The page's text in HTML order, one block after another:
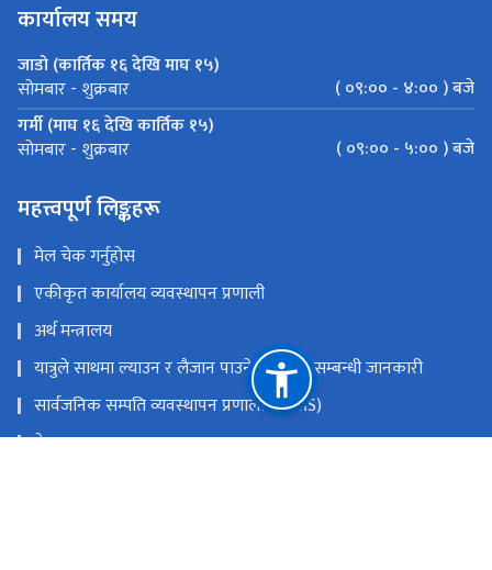
कार्यालय समय
जाडो (कार्तिक १६ देखि माघ १५)
सोमबार - शुक्रबार
( ०९:०० - ४:०० ) बजे
गर्मी (माघ १६ देखि कार्तिक १५)
सोमबार - शुक्रबार ( ०९:०० - ५:०० ) बजे
महत्त्वपूर्ण लिङ्कहरू
मेल चेक गर्नुहोस
एकीकृत कार्यालय व्यवस्थापन प्रणाली
अर्थ मन्त्रालय
यात्रुले साथमा ल्याउन र लैजान पाउने मालवस्तु सम्बन्धी जानकारी
सार्वजनिक सम्पति व्यवस्थापन प्रणाली (PAMS)
नेपाल राजपत्र